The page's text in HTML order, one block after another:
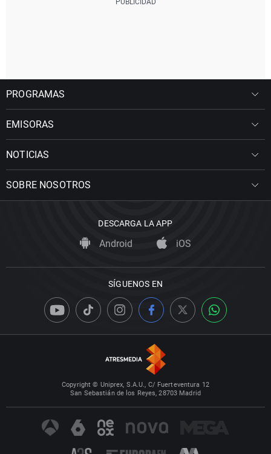
PROGRAMAS
EMISORAS
NOTICIAS
SOBRE NOSOTROS
DESCARGA LA APP
Android iOS
SÍGUENOS EN
Copyright © Uniprex, S.A.U., C/ Fuerteventura 12
San Sebastián de los Reyes, 28703 Madrid